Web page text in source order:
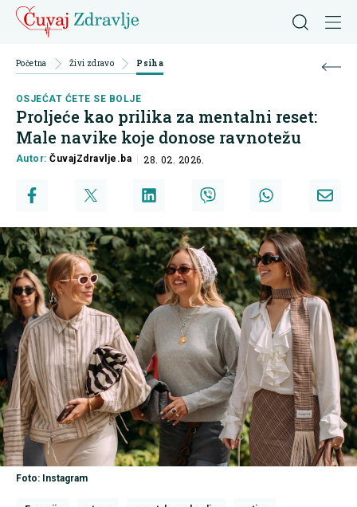
Početna Živi zdravo Psiha
OSJEĆAT ĆETE SE BOLJE
Proljeće kao prilika za mentalni reset:
Male navike koje donose ravnotežu
Autor:ČuvajZdravlje.ba 28. 02. 2026.
Foto: Instagram